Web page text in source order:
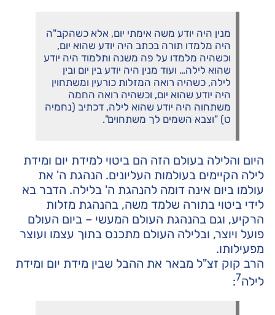
מנין היה יודע משה אימתי יום, אלא כשהקב"ה
היה מלמדו תורה בכתב היה יודע שהוא יום,
וכשהיה מלמדו על פה משנה ותלמוד היה יודע
שהוא לילה… ועוד מנין היה יודע בין יום ובין
לילה, כשהיה רואה המזלות כורעין ומשתחוין
היה יודע שהוא יום, וכשהיה רואה החמה
משתחוה היה יודע שהוא לילה, דכתיב (נחמיה
ט) "וצבא השמים לך משתחוים".
היום והלילה בעולם הזה הם ביטוי למידת יום ומידת
לילה הקיימים בעולמות העליונים. הנהגת ה' את
עולמו ביום אינה דומה להנהגת ה' בלילה. הדבר בא
לידי ביטוי בתורה שלמד משה, בהנהגת מזלות
הרקיע, וגם בהנהגת העולם המעשי – ביום העולם
פועל ויוצר, ובלילה העולם מתכנס בתוך עצמו ועוצר
מפעילותו.
הרב קוק זצ"ל מבאר את ההבל שבין מידת יום ומידת
לילה7
: